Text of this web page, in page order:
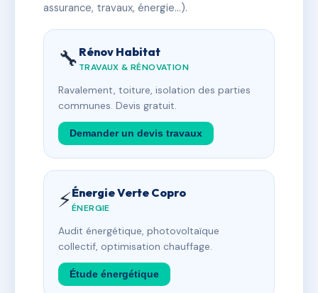
assurance, travaux, énergie…).
🔧 Rénov Habitat
TRAVAUX & RÉNOVATION
Ravalement, toiture, isolation des parties
communes. Devis gratuit.
Demander un devis travaux
⚡Énergie Verte Copro
ÉNERGIE
Audit énergétique, photovoltaïque
collectif, optimisation chauffage.
Étude énergétique